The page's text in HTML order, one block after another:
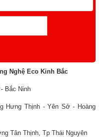
Nghệ Eco Kinh Bắc
Bắc Ninh
Hưng Thịnh - Yên Sở - Hoàng
Tân Thịnh, Tp Thái Nguyên